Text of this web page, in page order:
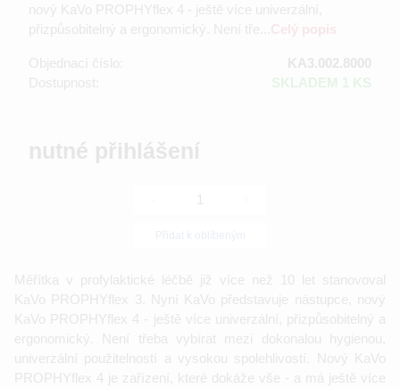
nový KaVo PROPHYflex 4 - ještě více univerzální,
přizpůsobitelný a ergonomický. Není tře...
Objednací číslo:
KA3.002.8000
Dostupnost:
SKLADEM 1 KS
nutné přihlášení
Měřítka v profylaktické léčbě již více než 10 let stanovoval
KaVo PROPHYflex 3. Nyní KaVo představuje nástupce, nový
KaVo PROPHYflex 4 - ještě více univerzální, přizpůsobitelný a
ergonomický. Není třeba vybírat mezi dokonalou hygienou,
univerzální použitelností a vysokou spolehlivostí. Nový KaVo
PROPHYflex 4 je zařízení, které dokáže vše - a má ještě více